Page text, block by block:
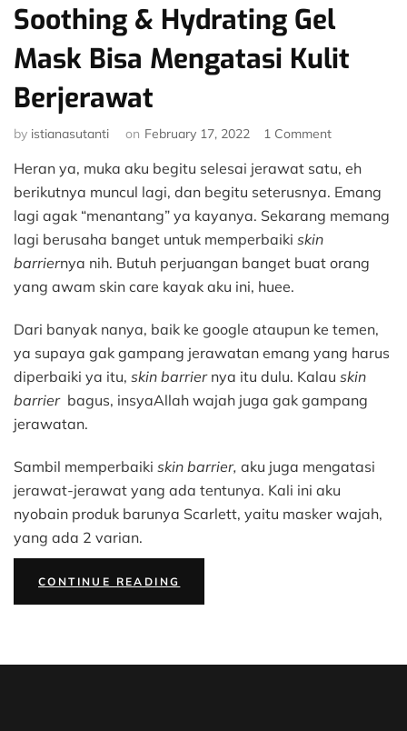
Soothing & Hydrating Gel
Mask Bisa Mengatasi Kulit
Berjerawat
by istianasutanti on February 17, 2022 1 Commenton
Scarlett
Herbalism
Mugwort
Seriously
Hydrating
Mask
Bisa
Mengatasi
Heran ya, muka aku begitu selesai jerawat satu, eh
berikutnya muncul lagi, dan begitu seterusnya. Emang
lagi agak “menantang” ya kayanya. Sekarang memang
lagi berusaha banget untuk memperbaiki skin
barriernya nih. Butuh perjuangan banget buat orang
yang awam skin care kayak aku ini, huee.
Dari banyak nanya, baik ke google ataupun ke temen,
ya supaya gak gampang jerawatan emang yang harus
diperbaiki ya itu, skin barrier nya itu dulu. Kalau skin
barrier bagus, insyaAllah wajah juga gak gampang
jerawatan.
Sambil memperbaiki skin barrier, aku juga mengatasi
jerawat-jerawat yang ada tentunya. Kali ini aku
nyobain produk barunya Scarlett, yaitu masker wajah,
yang ada 2 varian.
CONTINUE READINGSCARLETT
MUGWORT